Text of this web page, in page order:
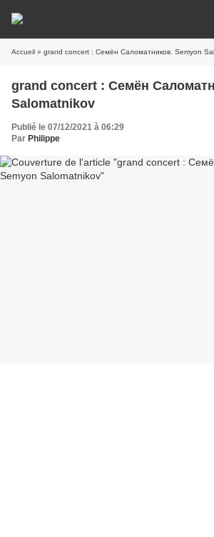
Accueil » grand concert : Семён Саломатников. Semyon
grand concert : Семён Саломатников. Semyon
Salomatnikov
Publié le 07/12/2021 à 06:29
Par Philippe